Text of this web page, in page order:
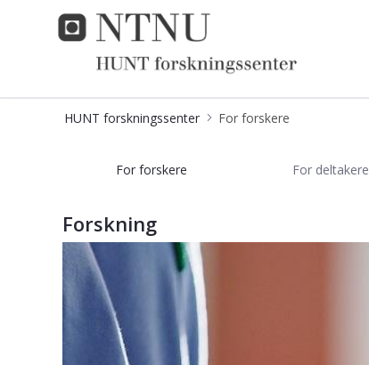
HUNT forskningssenter
HUNT forskningssenter For forskere
For forskere For deltakere
Forskning